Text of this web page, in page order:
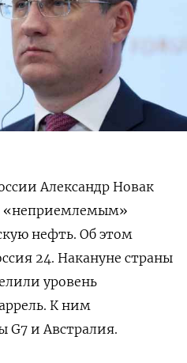
Александр Новак
«неприемлемым»
нефть. Об этом
24. Накануне страны
уровень
К ним
G7 и Австралия.